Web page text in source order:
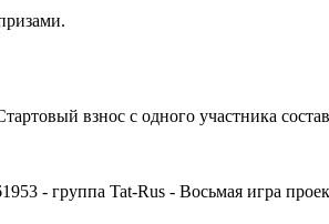
взнос с одного участника
- группа Tat-Rus - Восьмая игра